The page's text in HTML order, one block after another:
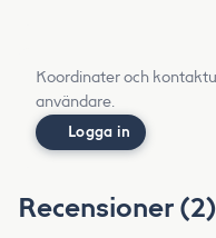
Koordinater och
användare.
Logga in
Recensioner (2)